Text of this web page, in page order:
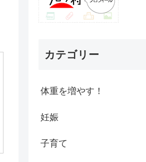
カテゴリー
体重を増やす！
妊娠
子育て